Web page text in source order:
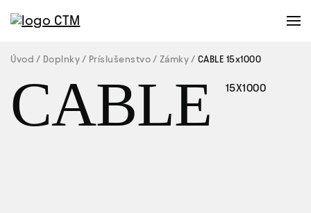
Úvod Doplnky Príslušenstvo Zámky CABLE 15x1000
CABLE 15X1000